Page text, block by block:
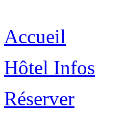
Accueil
Hôtel Infos
Réserver